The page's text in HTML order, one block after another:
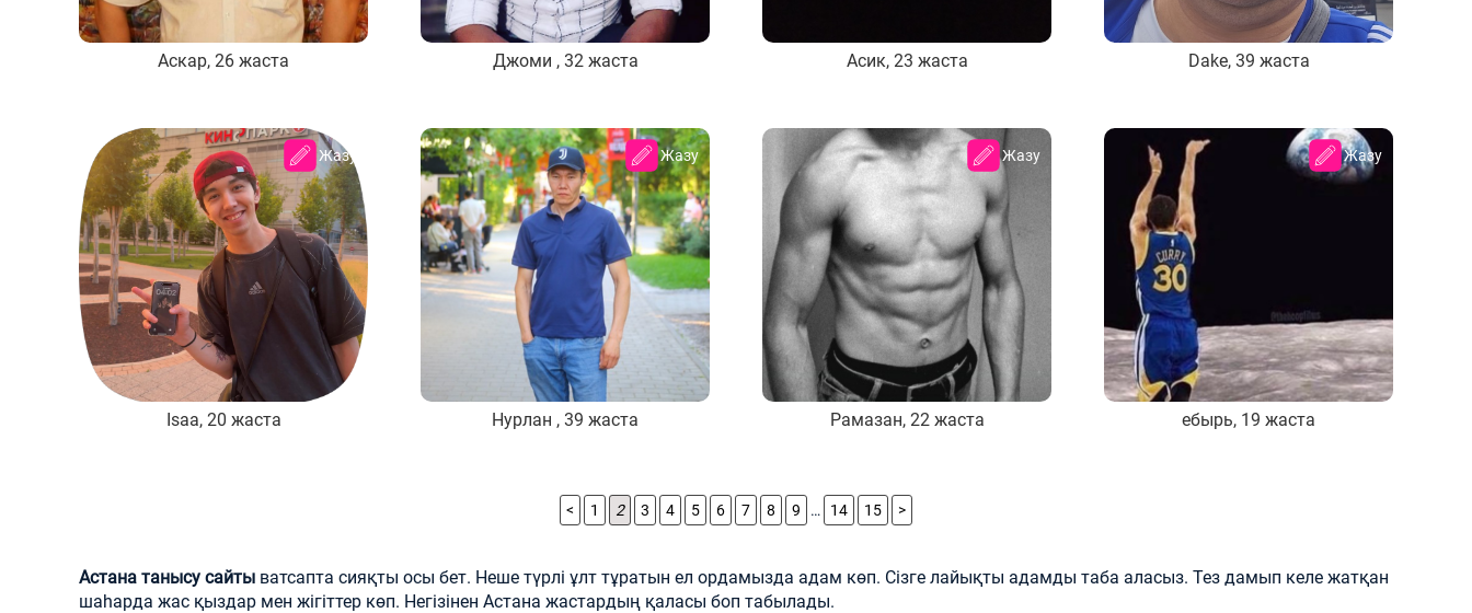
Аскар, 26 жаста Джоми , 32 жаста Асик, 23 жаста Dake, 39 жаста
Жазу
Isaa, 20 жаста
Жазу
Нурлан , 39 жаста
Жазу
Рамазан, 22 жаста
Жазу
ебырь, 19 жаста
< 1 2 3 4 5 6 7 8 9 … 14 15 >
Астана танысу сайты ватсапта сияқты осы бет. Неше түрлі ұлт тұратын ел ордамызда адам көп. Сізге лайықты адамды таба аласыз. Тез дамып келе жатқан
шаһарда жас қыздар мен жігіттер көп. Негізінен Астана жастардың қаласы боп табылады.